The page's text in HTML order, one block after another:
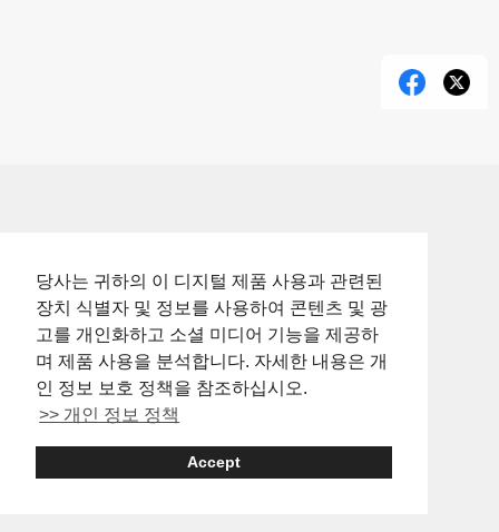
당사는 귀하의 이 디지털 제품 사용과 관련된
장치 식별자 및 정보를 사용하여 콘텐츠 및 광
고를 개인화하고 소셜 미디어 기능을 제공하
며 제품 사용을 분석합니다. 자세한 내용은 개
인 정보 보호 정책을 참조하십시오.
>> 개인 정보 정책
Accept